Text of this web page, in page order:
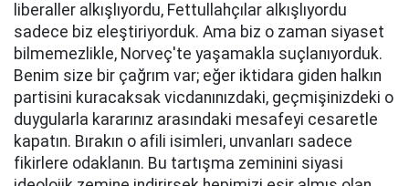
liberaller alkışlıyordu, Fettullahçılar alkışlıyordu
sadece biz eleştiriyorduk. Ama biz o zaman siyaset
bilmemezlikle, Norveç'te yaşamakla suçlanıyorduk.
Benim size bir çağrım var; eğer iktidara giden halkın
partisini kuracaksak vicdanınızdaki, geçmişinizdeki o
duygularla kararınız arasındaki mesafeyi cesaretle
kapatın. Bırakın o afili isimleri, unvanları sadece
fikirlere odaklanın. Bu tartışma zeminini siyasi